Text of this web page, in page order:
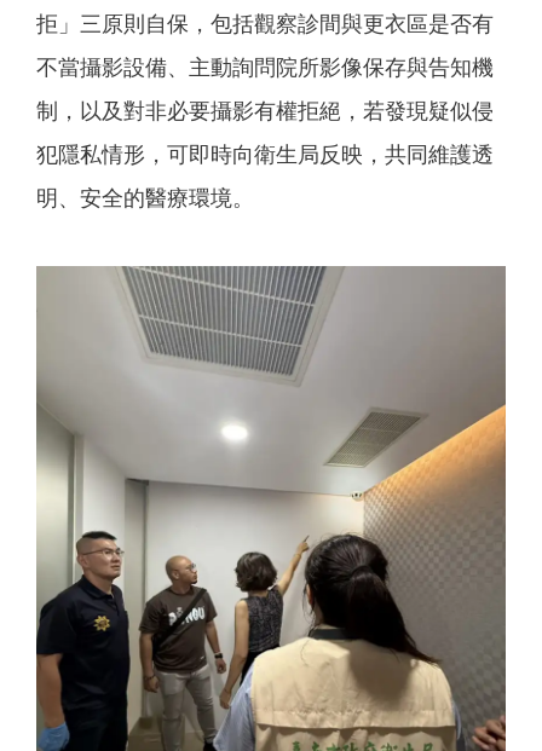
拒」三原則自保，包括觀察診間與更衣區是否有
不當攝影設備、主動詢問院所影像保存與告知機
制，以及對非必要攝影有權拒絕，若發現疑似侵
犯隱私情形，可即時向衛生局反映，共同維護透
明、安全的醫療環境。